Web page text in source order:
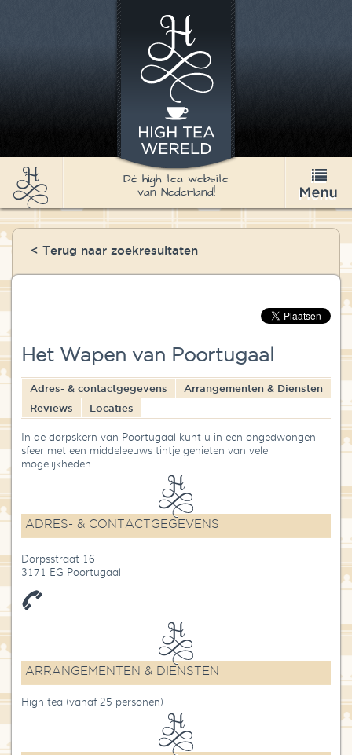
High Tea
Recepten
Over High Tea Wereld
Contact
Dé high tea website
van Nederland!
< Terug naar zoekresultaten
Het Wapen van Poortugaal
Adres- & contactgegevens
Arrangementen & Diensten
Reviews
Locaties
In de dorpskern van Poortugaal kunt u in een ongedwongen
sfeer met een middeleeuws tintje genieten van vele
mogelijkheden…
ADRES- & CONTACTGEGEVENS
Dorpsstraat 16
3171 EG Poortugaal
ARRANGEMENTEN & DIENSTEN
High tea (vanaf 25 personen)